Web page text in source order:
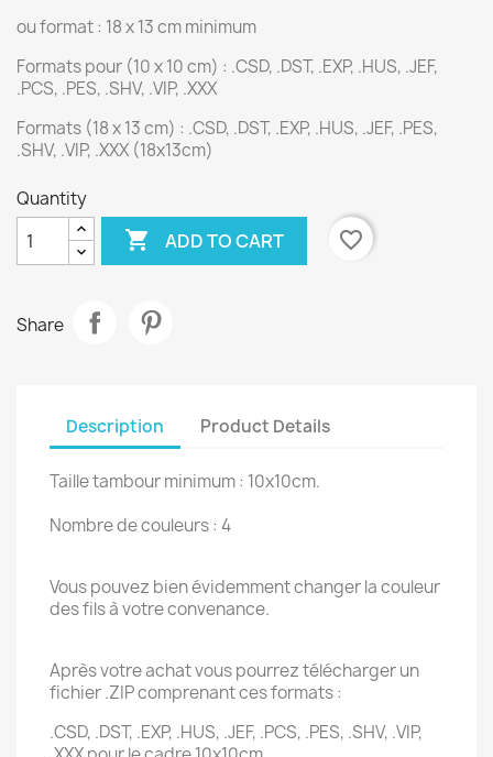
ou format : 18 x 13 cm minimum
Formats pour (10 x 10 cm) : .CSD, .DST, .EXP, .HUS, .JEF,
.PCS, .PES, .SHV, .VIP, .XXX
Formats (18 x 13 cm) : .CSD, .DST, .EXP, .HUS, .JEF, .PES,
.SHV, .VIP, .XXX (18x13cm)
Quantity
 ADD TO CART favorite_border
Share
Description Product Details
Taille tambour minimum : 10x10cm.
Nombre de couleurs : 4
Vous pouvez bien évidemment changer la couleur
des fils à votre convenance.
Après votre achat vous pourrez télécharger un
fichier .ZIP comprenant ces formats :
.CSD, .DST, .EXP, .HUS, .JEF, .PCS, .PES, .SHV, .VIP,